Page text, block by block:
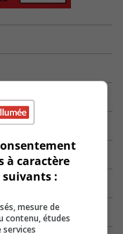
à caractère
suivants :
mesure de
contenu, études
services